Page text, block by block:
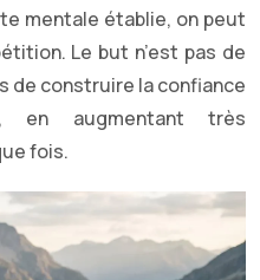
mentale établie, on peut
Le but n’est pas de
de construire la confiance
en augmentant très
fois.